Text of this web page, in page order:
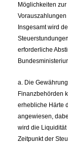
Möglichkeiten
Insgesamt wird
erforderliche
a. Die
Finanzbehörden
erhebliche Härte
angewiesen,
wird die Liquidität
Zeitpunkt der